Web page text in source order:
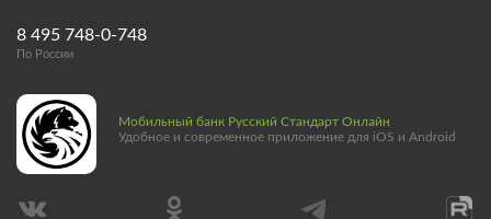
8 495 748-0-748
По России
Мобильный банк Русский Стандарт Онлайн
Удобное и современное приложение для iOS и Android